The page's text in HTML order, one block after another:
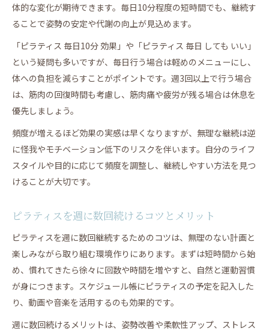
体的な変化が期待できます。毎日10分程度の短時間でも、継続す
ることで姿勢の安定や代謝の向上が見込めます。
「ピラティス 毎日10分 効果」や「ピラティス 毎日 しても いい」
という疑問も多いですが、毎日行う場合は軽めのメニューにし、
体への負担を減らすことがポイントです。週3回以上で行う場合
は、筋肉の回復時間も考慮し、筋肉痛や疲労が残る場合は休息を
優先しましょう。
頻度が増えるほど効果の実感は早くなりますが、無理な継続は逆
に怪我やモチベーション低下のリスクを伴います。自分のライフ
スタイルや目的に応じて頻度を調整し、継続しやすい方法を見つ
けることが大切です。
ピラティスを週に数回続けるコツとメリット
ピラティスを週に数回継続するためのコツは、無理のない計画と
楽しみながら取り組む環境作りにあります。まずは短時間から始
め、慣れてきたら徐々に回数や時間を増やすと、自然と運動習慣
が身につきます。スケジュール帳にピラティスの予定を記入した
り、動画や音楽を活用するのも効果的です。
週に数回続けるメリットは、姿勢改善や柔軟性アップ、ストレス